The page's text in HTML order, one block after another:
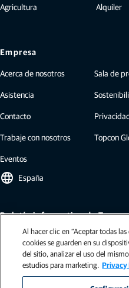
Agricultura
Alquiler
Empresa
Acerca de nosotros
Asistencia
Contacto
Trabaje con nosotros
Eventos
Sala de
Topcon
language España
Boletín informativo de
Nuestros boletines informativos incluyen
de Topcon: casos de estudio, información
prensa y mucho más.
Al hacer clic en “Aceptar todas
cookies se guarden en su
del sitio, analizar el uso del
estudios para marketing. Privacy